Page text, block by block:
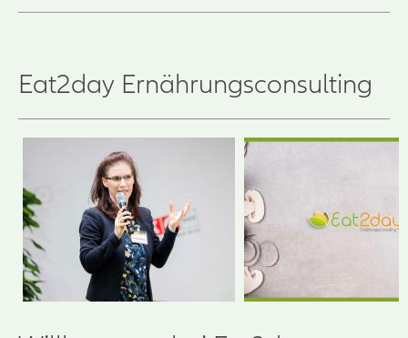
Eat2day Ernährungsconsulting